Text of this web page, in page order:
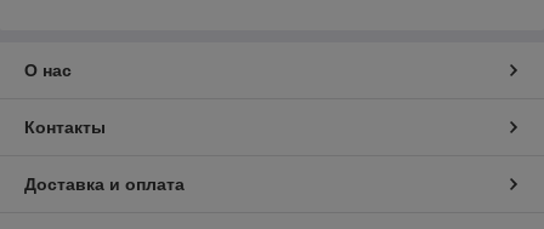
О нас
Контакты
Доставка и оплата